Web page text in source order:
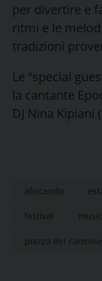
per divertire e
ritmi e le
tradizioni
Le “special
la cantante
DJ Nina Kipiani
africando
festival
piazza del carmine